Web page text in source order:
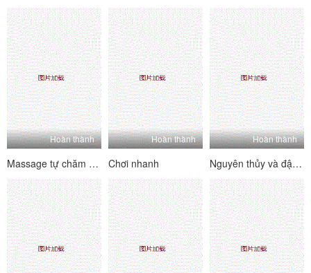
Hoàn thành
Massage tự chăm sóc
Hoàn thành
Chơi nhanh
Hoàn thành
Nguyên thủy và đập mạnh